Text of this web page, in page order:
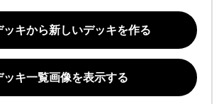
ッキから新しいデッキを作る
ッキ一覧画像を表示する